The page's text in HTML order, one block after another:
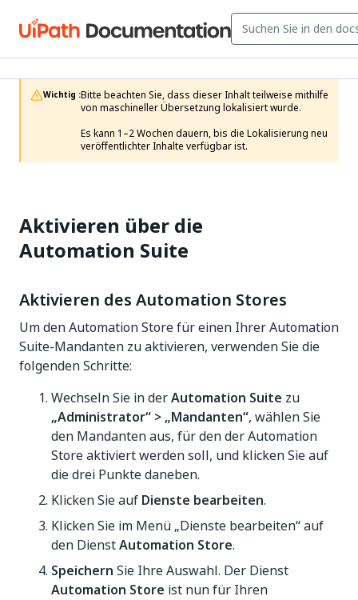
Wichtig :Bitte beachten Sie, dass dieser Inhalt teilweise mithilfe
von maschineller Übersetzung lokalisiert wurde.
Es kann 1–2 Wochen dauern, bis die Lokalisierung neu
veröffentlichter Inhalte verfügbar ist.
Aktivieren über die
Automation Suite
Aktivieren des Automation Stores
Um den Automation Store für einen Ihrer Automation
Suite-Mandanten zu aktivieren, verwenden Sie die
folgenden Schritte:
Wechseln Sie in derAutomation Suite zu
„Administrator“ > „Mandanten“, wählen Sie
den Mandanten aus, für den der Automation
Store aktiviert werden soll, und klicken Sie auf
die drei Punkte daneben.
Klicken Sie auf Dienste bearbeiten.
Klicken Sie im Menü „Dienste bearbeiten“ auf
den DienstAutomation Store.
Speichern Sie Ihre Auswahl. Der Dienst
Automation Store ist nun für Ihren